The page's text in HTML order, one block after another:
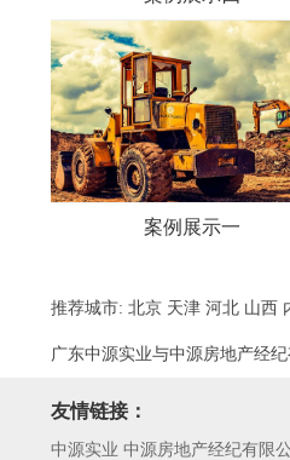
推荐城市: 北京 天津 河北 山西
广东中源实业与中源房地产经
友情链接：
中源实业 中源房地产经纪有限